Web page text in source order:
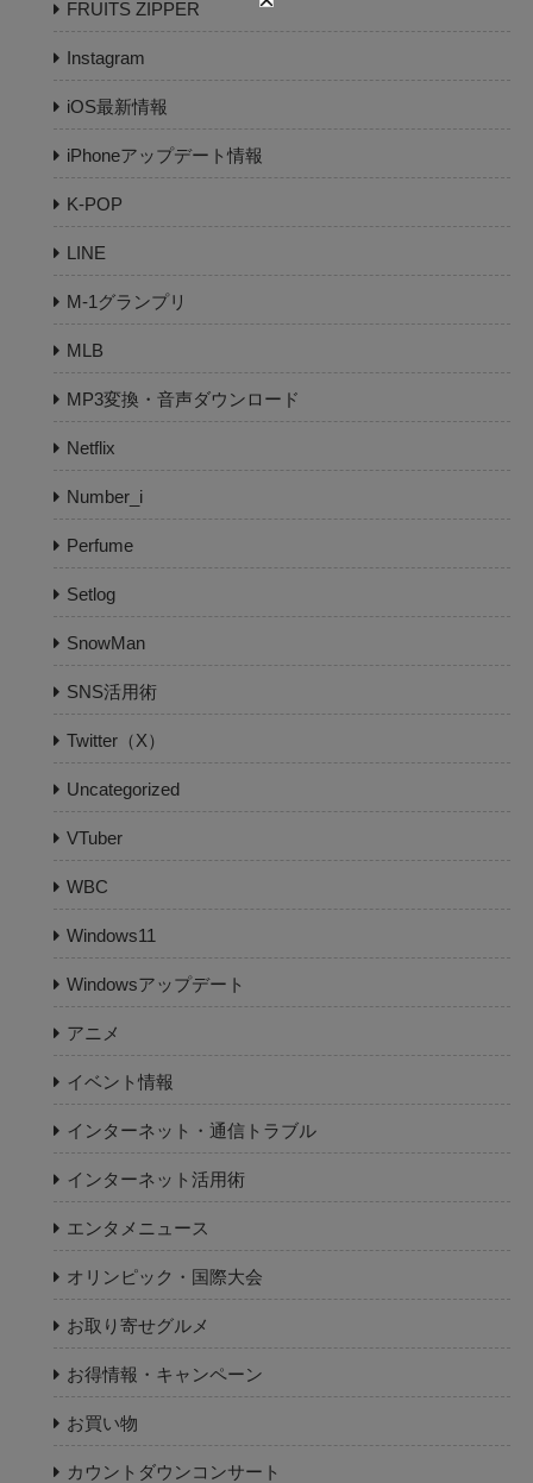
FRUITS ZIPPER
Instagram
iOS最新情報
iPhoneアップデート情報
K-POP
LINE
M-1グランプリ
MLB
MP3変換・音声ダウンロード
Netflix
Number_i
Perfume
Setlog
SnowMan
SNS活用術
Twitter（X）
Uncategorized
VTuber
WBC
Windows11
Windowsアップデート
アニメ
イベント情報
インターネット・通信トラブル
インターネット活用術
エンタメニュース
オリンピック・国際大会
お取り寄せグルメ
お得情報・キャンペーン
お買い物
カウントダウンコンサート